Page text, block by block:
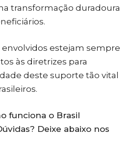
transformação duradoura
envolvidos estejam sempre
às diretrizes para
deste suporte tão vital
funciona o Brasil
Deixe abaixo nos